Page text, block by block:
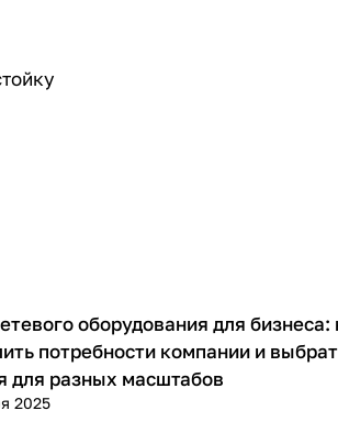
покупателямоборудования для бизнеса:
потребности компании и
для разных масштабов
2025